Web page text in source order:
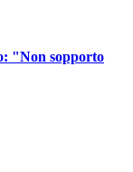
"Non sopporto